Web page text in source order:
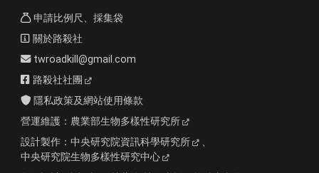
申請比例尺、採集袋
關於路殺社
twroadkill@gmail.com
路殺社社團
隱私政策及網站使用條款
營運維護： 農業部生物多樣性研究所
設計製作： 中央研究院資訊科學研究所
、
中央研究院生物多樣性研究中心